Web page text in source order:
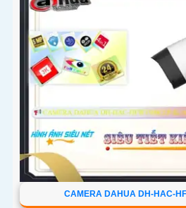
CAMERA DAHUA DH-HAC-